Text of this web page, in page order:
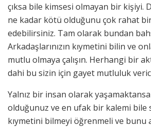
çıksa bile kimsesi olmayan bir kişiyi.
ne kadar kötü olduğunu çok rahat
edebilirsiniz. Tam olarak bundan
Arkadaşlarınızın kıymetini bilin ve
mutlu olmaya çalışın. Herhangi bir
dahi bu sizin için gayet mutluluk
Yalnız bir insan olarak yaşamaktansa
olduğunuz ve en ufak bir kalemi bile
kıymetini bilmeyi öğrenmeli ve bunu